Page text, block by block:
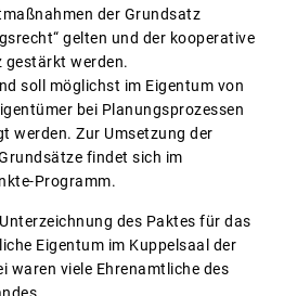
der Grundsatz
gelten und der kooperative
gestärkt werden.
soll möglichst im Eigentum von
bei Planungsprozessen
werden. Zur Umsetzung der
findet sich im
Programm.
des Paktes für das
Eigentum im Kuppelsaal der
waren viele Ehrenamtliche des